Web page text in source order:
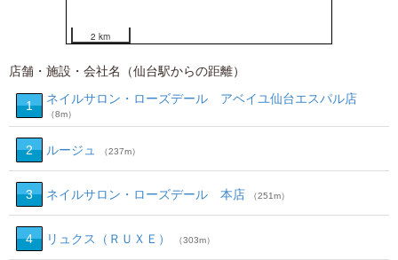
2 km
店舗・施設・会社名（仙台駅からの距離）
1 ネイルサロン・ローズデール アベイユ仙台エスパル店
（8m）
2 ルージュ （237m）
3 ネイルサロン・ローズデール 本店 （251m）
4 リュクス（ＲＵＸＥ） （303m）